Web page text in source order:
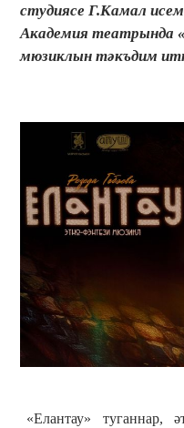
студиясе Г.Камал
Академия театрында
мюзиклын тәкъдим
«Елантау» туганнар,